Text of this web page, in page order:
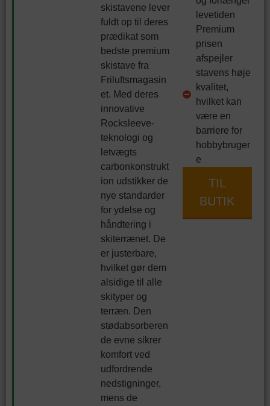
skistavene lever
fuldt op til deres
prædikat som
bedste premium
skistave fra
Friluftsmagasin
et. Med deres
innovative
Rocksleeve-
teknologi og
letvægts
carbonkonstrukt
ion udstikker de
nye standarder
for ydelse og
håndtering i
skiterrænet. De
er justerbare,
hvilket gør dem
alsidige til alle
skityper og
terræn. Den
stødabsorberen
de evne sikrer
komfort ved
udfordrende
nedstigninger,
mens de
levetiden
Premium
prisen
afspejler
stavens høje
kvalitet,
hvilket kan
være en
barriere for
hobbybruger
e
TIL
BUTIK